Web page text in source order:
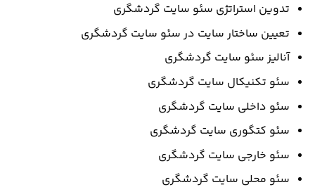
تدوین استراتژی سئو سایت گردشگری
تعیین ساختار سایت در سئو سایت گردشگری
آنالیز سئو سایت گردشگری
سئو تکنیکال سایت گردشگری
سئو داخلی سایت گردشگری
سئو کتگوری سایت گردشگری
سئو خارجی سایت گردشگری
سئو محلی سایت گردشگری